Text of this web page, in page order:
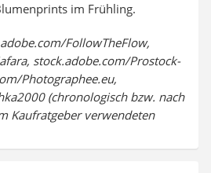
im Frühling.
FollowTheFlow,
stock.adobe.com/Prostock-
Photographee.eu,
(chronologisch bzw. nach
Kaufratgeber verwendeten